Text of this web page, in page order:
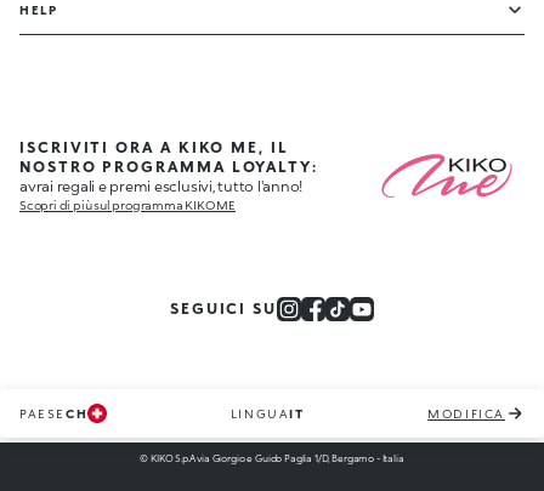
HELP
ISCRIVITI ORA A KIKO ME, IL
NOSTRO PROGRAMMA LOYALTY:
avrai regali e premi esclusivi, tutto l'anno!
Scopri di più sul programma KIKO ME
SEGUICI SU
PAESE CH LINGUAIT MODIFICA
© KIKO S.p.A via Giorgio e Guido Paglia 1/D, Bergamo - Italia